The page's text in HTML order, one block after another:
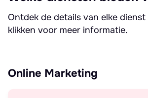
Ontdek de details van elke
klikken voor meer informatie.
Online Marketing